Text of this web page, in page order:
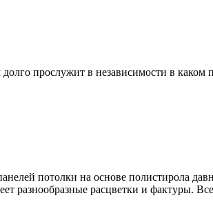
прослужит в независимости в
потолки на основе полистирола
разнообразные расцветки и фактуры.